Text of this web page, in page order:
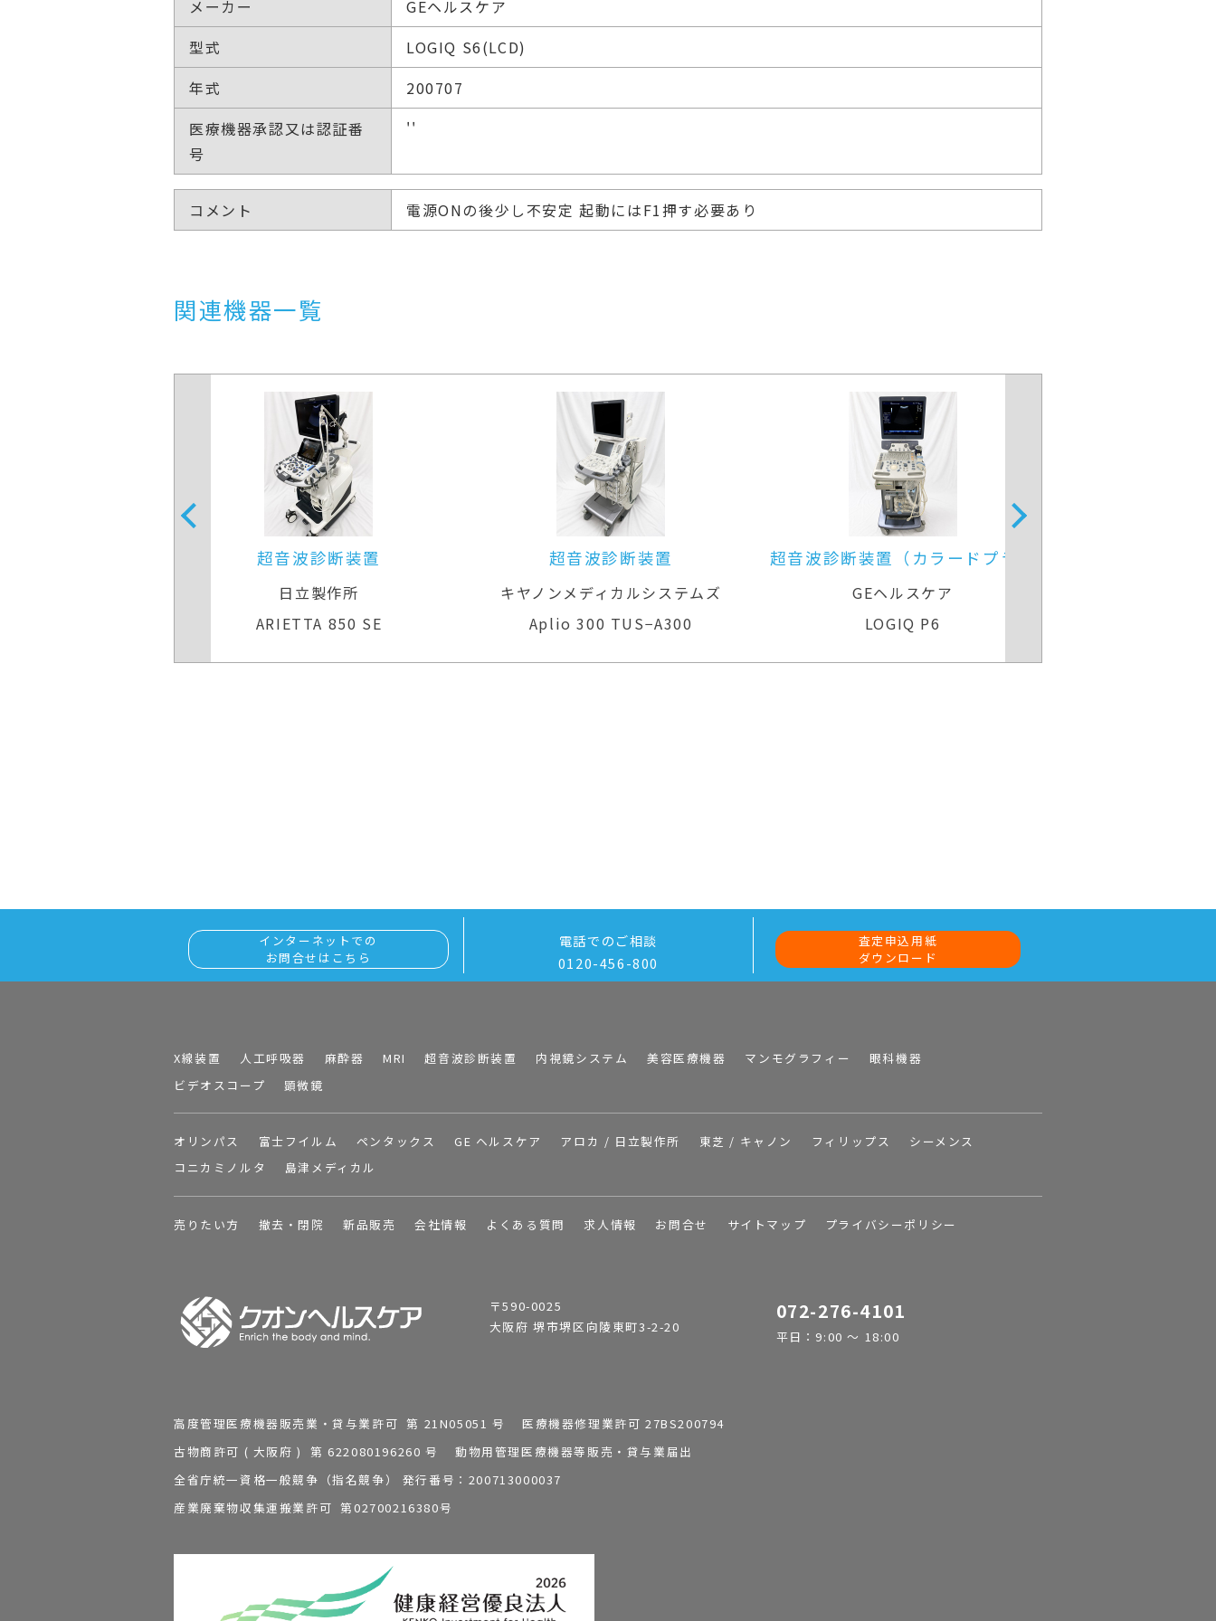
メーカー
GEヘルスケア
型式
LOGIQ S6(LCD)
年式
200707
医療機器承認又は認証番
号
''
コメント 電源ONの後少し不安定 起動にはF1押す必要あり
関連機器一覧
超音波診断装置
キヤノンメディカルシステムズ
Aplio 300 TUS−A300
超音波診断装置（カラードプラ）
GEヘルスケア
LOGIQ P6
超音波診断装置
GEヘルスケア
Voluson Expert 22
インターネットでの
お問合せはこちら
電話でのご相談
0120-456-800
査定申込用紙
ダウンロード
X線装置 人工呼吸器 麻酔器 MRI 超音波診断装置 内視鏡システム 美容医療機器 マンモグラフィー
眼科機器
ビデオスコープ
顕微鏡
オリンパス 富士フイルム ペンタックス GE ヘルスケア アロカ / 日立製作所 東芝 / キャノン フィリップス
シーメンス
コニカミノルタ
島津メディカル
売りたい方 撤去・閉院 新品販売 会社情報 よくある質問 求人情報 お問合せ サイトマップ プライバシーポリシー
〒590-0025
大阪府 堺市堺区向陵東町3-2-20
072-276-4101
平日：9:00 ～ 18:00
高度管理医療機器販売業・貸与業許可 第 21N05051 号 医療機器修理業許可 27BS200794
古物商許可 ( 大阪府 ) 第 622080196260 号 動物用管理医療機器等販売・貸与業届出
全省庁統一資格一般競争（指名競争） 発行番号：200713000037
産業廃棄物収集運搬業許可 第02700216380号